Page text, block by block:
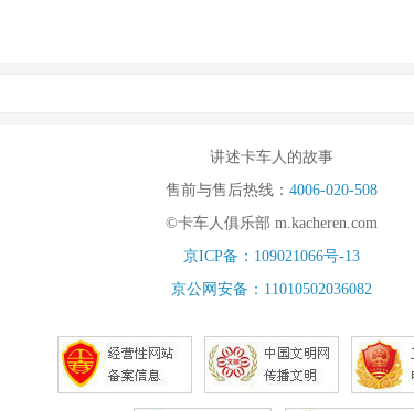
讲述卡车人的故事
售前与售后热线： 4006-020-508
©卡车人俱乐部 m.kacheren.com
京ICP备：109021066号-13
京公网安备：11010502036082